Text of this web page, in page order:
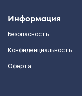
Информация
Безопасность
Конфиденциальность
Оферта